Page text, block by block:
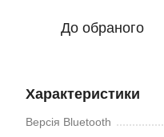
До обраного
Характеристики
Версія Bluetooth